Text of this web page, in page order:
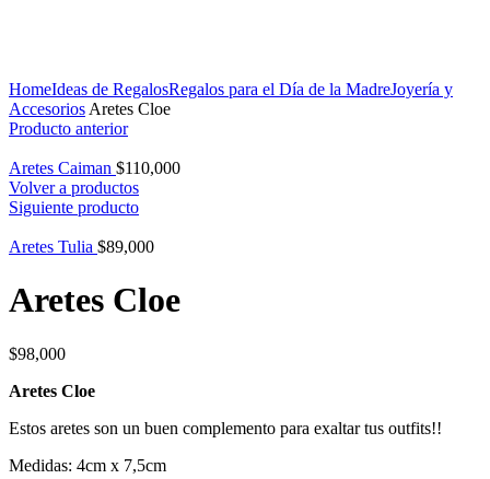
HomeIdeas de RegalosRegalos para el Día de la MadreJoyería y
Accesorios Aretes Cloe
Producto anterior
Aretes Caiman $110,000
Volver a productos
Siguiente producto
Aretes Tulia $89,000
Aretes Cloe
$98,000
Aretes Cloe
Estos aretes son un buen complemento para exaltar tus outfits!!
Medidas: 4cm x 7,5cm